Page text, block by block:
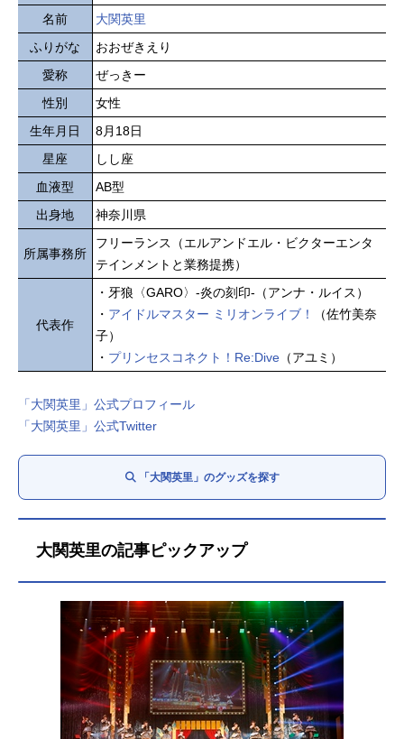
名前
大関英里
ふりがな
おおぜきえり
愛称
ぜっきー
性別
女性
生年月日
8月18日
星座
しし座
血液型
AB型
出身地
神奈川県
所属事務所
フリーランス（エルアンドエル・ビクターエンタ
テインメントと業務提携）
代表作
・牙狼〈GARO〉-炎の刻印-（アンナ・ルイス）
・ アイドルマスター ミリオンライブ！
（佐竹美奈
子）
・ プリンセスコネクト！Re:Dive （アユミ）
「大関英里」公式プロフィール
「大関英里」公式Twitter
「大関英里」のグッズを探す
大関英里の記事ピックアップ